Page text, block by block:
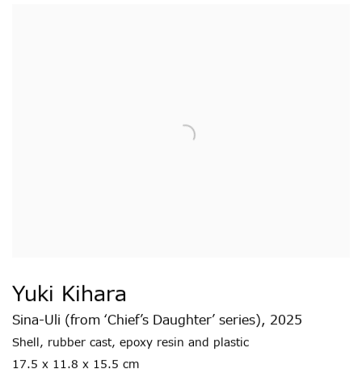
Yuki Kihara
Sina-Uli (from ‘Chief’s Daughter’ series), 2025
Shell, rubber cast, epoxy resin and plastic
17.5 x 11.8 x 15.5 cm